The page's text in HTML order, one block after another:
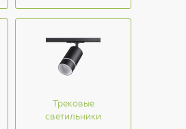
Трековые
светильники